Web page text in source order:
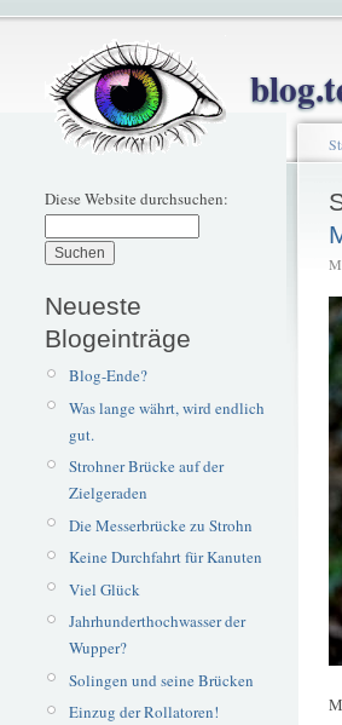
Diese Website durchsuchen:
Neueste
Blogeinträge
Blog-Ende?
Was lange währt, wird endlich
gut.
Strohner Brücke auf der
Zielgeraden
Die Messerbrücke zu Strohn
Keine Durchfahrt für Kanuten
Viel Glück
Jahrhunderthochwasser der
Wupper?
Solingen und seine Brücken
Einzug der Rollatoren!